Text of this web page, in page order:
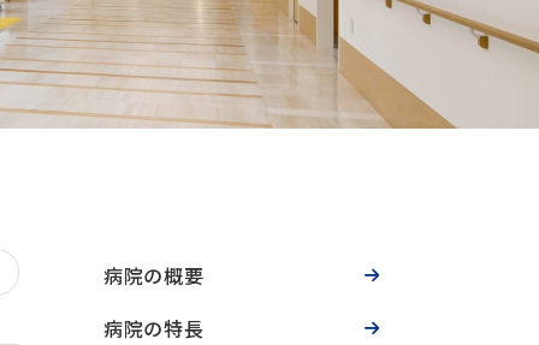
病院の概要
病院の特長